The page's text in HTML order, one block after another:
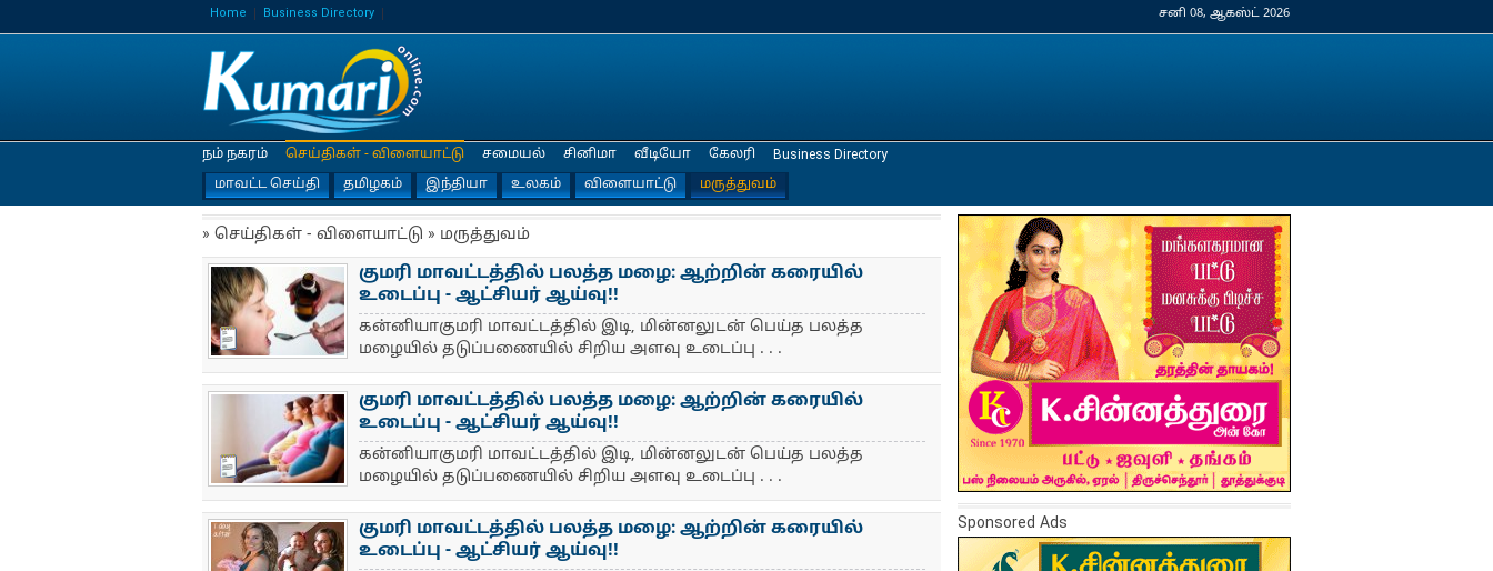
Home Business Directory சனி 08, ஆகஸ்ட் 2026
நம் நகரம்
செய்திகள் - விளையாட்டு
மாவட்ட செய்தி
தமிழகம் இந்தியா உலகம் விளையாட்டு மருத்துவம்
சமையல் சினிமா வீடியோ கேலரி Business Directory
» செய்திகள் - விளையாட்டு » மருத்துவம்
NewsIcon
குமரி மாவட்டத்தில் பலத்த மழை: ஆற்றின் கரையில்
உடைப்பு - ஆட்சியர் ஆய்வு!!
கன்னியாகுமரி மாவட்டத்தில் இடி, மின்னலுடன் பெய்த பலத்த
மழையில் தடுப்பணையில் சிறிய அளவு உடைப்பு . . .
NewsIcon
குமரி மாவட்டத்தில் பலத்த மழை: ஆற்றின் கரையில்
உடைப்பு - ஆட்சியர் ஆய்வு!!
கன்னியாகுமரி மாவட்டத்தில் இடி, மின்னலுடன் பெய்த பலத்த
மழையில் தடுப்பணையில் சிறிய அளவு உடைப்பு . . .
குமரி மாவட்டத்தில் பலத்த மழை: ஆற்றின் கரையில்
உடைப்பு - ஆட்சியர் ஆய்வு!!
Sponsored Ads